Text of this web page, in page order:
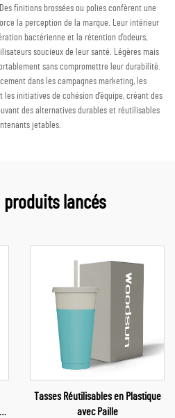
finitions brossées ou polies confèrent une
la perception de la marque. Leur intérieur
bactérienne et la rétention d’odeurs,
soucieux de leur santé. Légères mais
sans compromettre leur durabilité.
dans les campagnes marketing, les
les initiatives de cohésion d’équipe, créant des
des alternatives durables et réutilisables
jetables.
produits lancés
Tasses Réutilisables en Plastique
avec Paille